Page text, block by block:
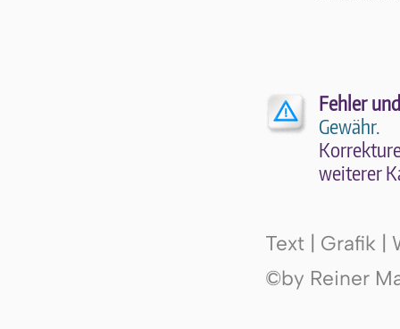
Fehler
Gewähr.
wei­te­rer
Text | Grafik |
©by Reiner